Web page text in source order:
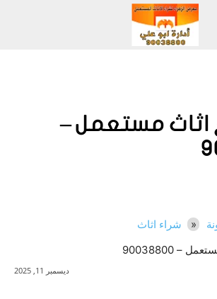
اثاث مستعمل –
شراء اثاث
– 90038800
ديسمبر 11, 2025